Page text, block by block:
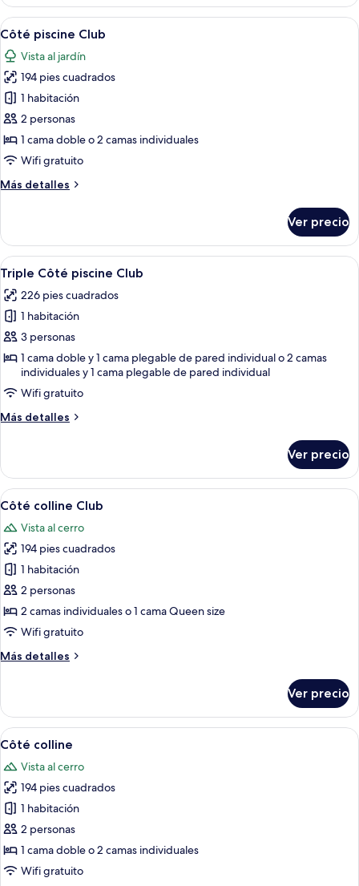
Supérieure
Abrir
todas
las
fotos
de
Côté
piscine
Club
Habitación de hotel con una cama
5
Côté piscine Club
Vista al jardín
194 pies cuadrados
1 habitación
2 personas
1 cama doble o 2 camas individuales
Wifi gratuito
Más detalles
Más
piscine
Club
Ver precio
Abrir
todas
las
fotos
de
Triple
Côté
piscine
Club
Una habitación de hotel con una
4
Triple Côté piscine Club
226 pies cuadrados
1 habitación
3 personas
1 cama doble y 1 cama plegable de pared individual o 2 camas
individuales y 1 cama plegable de pared individual
Wifi gratuito
Más detalles
Más
Côté
piscine
Club
Ver precio
Abrir
todas
las
fotos
de
Côté
colline
Club
Ropa de cama de alta calidad y
4
Côté colline Club
Vista al cerro
194 pies cuadrados
1 habitación
2 personas
2 camas individuales o 1 cama Queen size
Wifi gratuito
Más detalles
Más
colline
Club
Ver precio
Abrir
todas
las
fotos
de
Côté
colline
Ropa de cama de alta calidad y
3
Côté colline
Vista al cerro
194 pies cuadrados
1 habitación
2 personas
1 cama doble o 2 camas individuales
Wifi gratuito